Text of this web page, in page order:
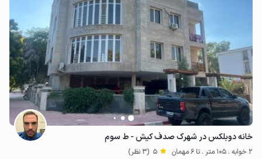
خانه دوبلکس در شهرک صدف کیش - ط سوم
2 خوابه . 105 متر . تا 6 مهمان 5 (3 نظر)